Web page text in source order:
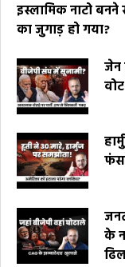
इस्लामिक नाटो
का जुगाड़ हो गया?
जेन
के